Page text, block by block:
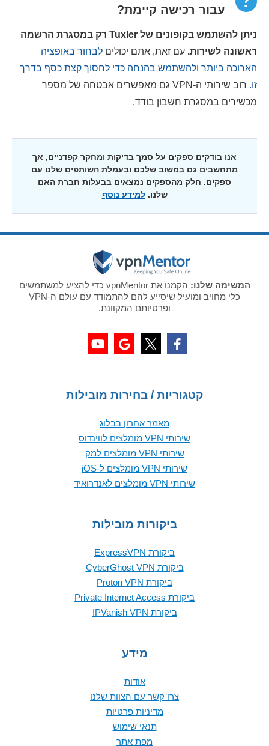
עבור רכישה קיימת?
ניתן להשתמש בקופונים של Tuxler רק במסגרת הרשמה
ראשונה לשירות. עם זאת, אתם יכולים לבחור באופציה
הארוכה ביותר ולהשתמש בהנחה כדי לחסוך קצת כסף בדרך
זו.
רוב שירותי ה-VPN גם מאפשרים אבטחה של מספר
מכשירים במסגרת חשבון בודד.
אנו בודקים ספקים על סמך בדיקות ומחקר קפדניים, אך
מתחשבים גם במשוב שלכם ובעמלת השותפים שלנו עם
ספקים. חלק מהספקים נמצאים בבעלות חברת האם
שלנו.למידע נוסף
המשימה שלנו:
הקמנו את vpnMentor כדי להציע למשתמשים
כלי מחויב ומועיל שיסייע להם להתמודד עם עולם ה-VPN
ופרטיותם המקוונת.
קטגוריות / בחירות מובילות
מאמר אחרון בבלוג
שירותי VPN מומלצים לווינדוס
שירותי VPN מומלצים למק
שירותי VPN מומלצים ל-iOS
שירותי VPN מומלצים לאנדרואיד
ביקורות מובילות
ביקורת ExpressVPN
ביקורת CyberGhost VPN
ביקורת Proton VPN
ביקורת Private Internet Access
ביקורת IPVanish VPN
מידע
אודות
צרו קשר עם הצוות שלנו
מדיניות פרטיות
תנאי שימוש
מפת אתר